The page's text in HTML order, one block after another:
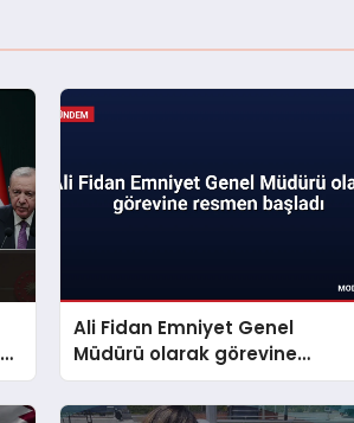
Ali Fidan Emniyet Genel
Müdürü olarak görevine
resmen başladı